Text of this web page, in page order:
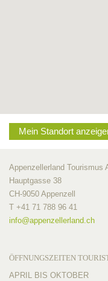
Mein Standort
Appenzellerland Tourismus
Hauptgasse 38
CH-9050 Appenzell
T +41 71 788 96 41
info@appenzellerland.ch
ÖFFNUNGSZEITEN
APRIL BIS OKTOBER